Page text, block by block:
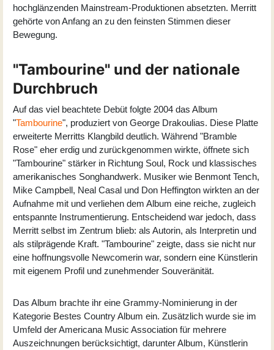
hochglänzenden Mainstream-Produktionen absetzten. Merritt
gehörte von Anfang an zu den feinsten Stimmen dieser
Bewegung.
"Tambourine" und der nationale
Durchbruch
Auf das viel beachtete Debüt folgte 2004 das Album
"Tambourine", produziert von George Drakoulias. Diese Platte
erweiterte Merritts Klangbild deutlich. Während "Bramble
Rose" eher erdig und zurückgenommen wirkte, öffnete sich
"Tambourine" stärker in Richtung Soul, Rock und klassisches
amerikanisches Songhandwerk. Musiker wie Benmont Tench,
Mike Campbell, Neal Casal und Don Heffington wirkten an der
Aufnahme mit und verliehen dem Album eine reiche, zugleich
entspannte Instrumentierung. Entscheidend war jedoch, dass
Merritt selbst im Zentrum blieb: als Autorin, als Interpretin und
als stilprägende Kraft. "Tambourine" zeigte, dass sie nicht nur
eine hoffnungsvolle Newcomerin war, sondern eine Künstlerin
mit eigenem Profil und zunehmender Souveränität.
Das Album brachte ihr eine Grammy-Nominierung in der
Kategorie Bestes Country Album ein. Zusätzlich wurde sie im
Umfeld der Americana Music Association für mehrere
Auszeichnungen berücksichtigt, darunter Album, Künstlerin